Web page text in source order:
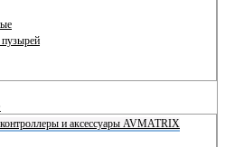
и аксессуары AVMATRIX